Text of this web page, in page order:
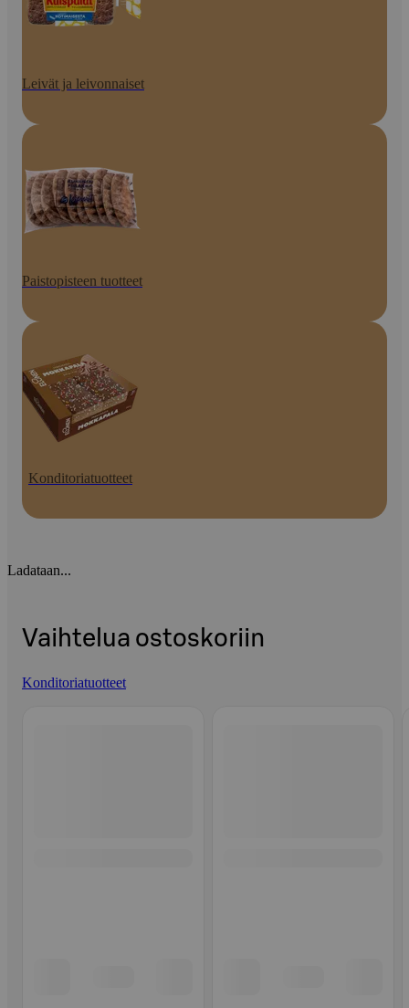
Leivät ja leivonnaiset
Paistopisteen tuotteet
Konditoriatuotteet
Ladataan...
Vaihtelua ostoskoriin
Konditoriatuotteet